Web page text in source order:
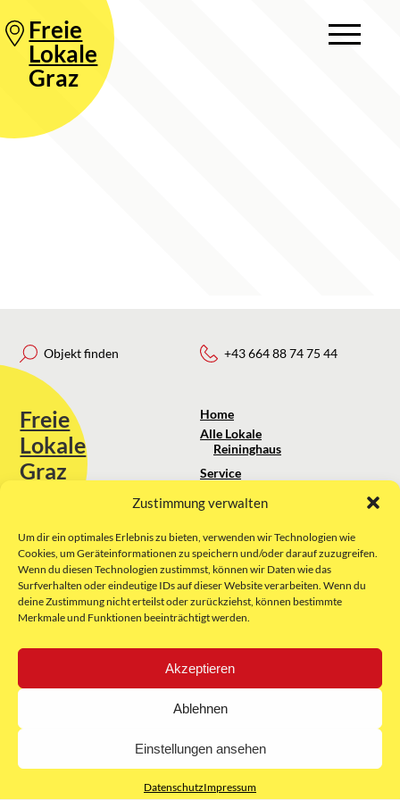
Zustimmung verwalten
Um dir ein optimales Erlebnis zu bieten, verwenden wir Technologien wie
Cookies, um Geräteinformationen zu speichern und/oder darauf zuzugreifen.
Wenn du diesen Technologien zustimmst, können wir Daten wie das
Surfverhalten oder eindeutige IDs auf dieser Website verarbeiten. Wenn du
deine Zustimmung nicht erteilst oder zurückziehst, können bestimmte
Merkmale und Funktionen beeinträchtigt werden.
Akzeptieren
Ablehnen
Einstellungen ansehen
DatenschutzImpressum
Freie
Lokale
Graz
Objekt finden
Freie
Lokale
Graz
Sie erreichen uns unter:
kontakt@freielokale-graz.at
Website by Rubikon Werbeagentur
GmbH
+43 664 88 74 75 44
Home
Alle Lokale
Reininghaus
Service
Über uns
Impressum
AGB
Datenschutz
E-Mail